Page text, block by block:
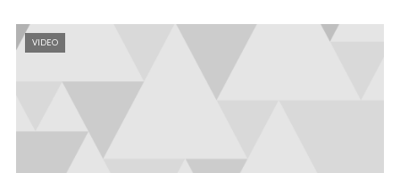
VIDEO